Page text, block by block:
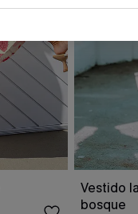
Vestido
bosque